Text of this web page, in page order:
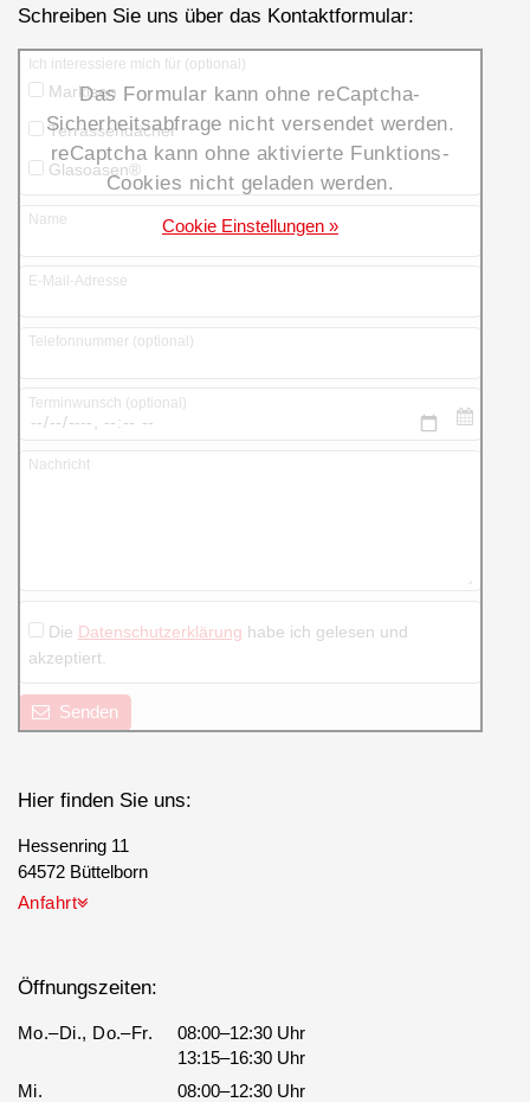
Schreiben Sie uns über das Kontaktformular:
Ich interessiere mich für (optional)
Markisen
Terrassendächer
Glasoasen®
Name
E-Mail-Adresse
Telefonnummer (optional)
Terminwunsch (optional)
Nachricht
Die Datenschutzerklärung habe ich gelesen und
akzeptiert.
Senden
Das Formular kann ohne reCaptcha-
Sicherheitsabfrage nicht versendet werden.
reCaptcha kann ohne aktivierte Funktions-
Cookies nicht geladen werden.
Cookie Einstellungen »
Hier finden Sie uns:
Hessenring 11
64572 Büttelborn
Anfahrt
Öffnungszeiten:
Mo.–Di., Do.–Fr.
08:00–12:30 Uhr
13:15–16:30 Uhr
Mi.
08:00–12:30 Uhr